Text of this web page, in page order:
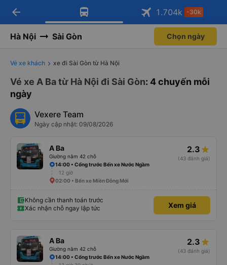
Tải app Vexere ngay!
Nhận ưu đãi thành viên độc
Mở app
Tải app Vexere
-30k/ghế khi đặt vé máy bay qua
Mở app
arrow_back 1.704k -30k
Hà Nội Sài Gòn Chọn ngày
Vé xe khách xe đi Sài Gòn từ Hà Nội
Vé xe A Ba từ Hà Nội đi Sài Gòn: 4 chuyến mỗi
ngày
Vexere Team
Ngày cập nhật: 09/08/2026
A Ba
Giường nằm 42 chỗ
2.3
(43 đánh giá)
14:00 • Cổng trước Bến xe Nước Ngầm
12 giờ
02:00 • Bến xe Miền Đông Mới
Không cần thanh toán trước
Xác nhận chỗ ngay lập tức
Xem giá
A Ba
Giường nằm 42 chỗ
2.3
(43 đánh giá)
14:00 • Cổng trước Bến xe Nước Ngầm